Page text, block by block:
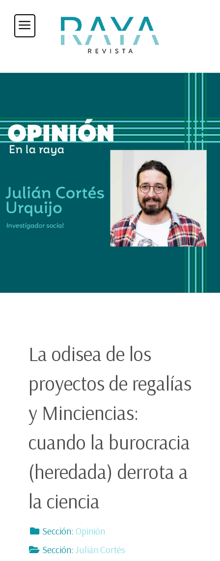
La odisea de los
proyectos de regalías
y Minciencias:
cuando la burocracia
(heredada) derrota a
la ciencia
Sección: Opinión
Sección: Julián Cortés